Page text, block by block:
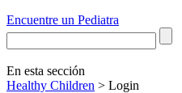
Encuentre un Pediatra
En esta sección
Healthy Children > Login